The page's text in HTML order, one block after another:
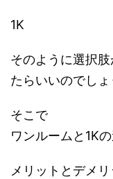
1K
そのように選択
たらいいのでしょ
そこで
ワンルームと1K
メリットとデメ